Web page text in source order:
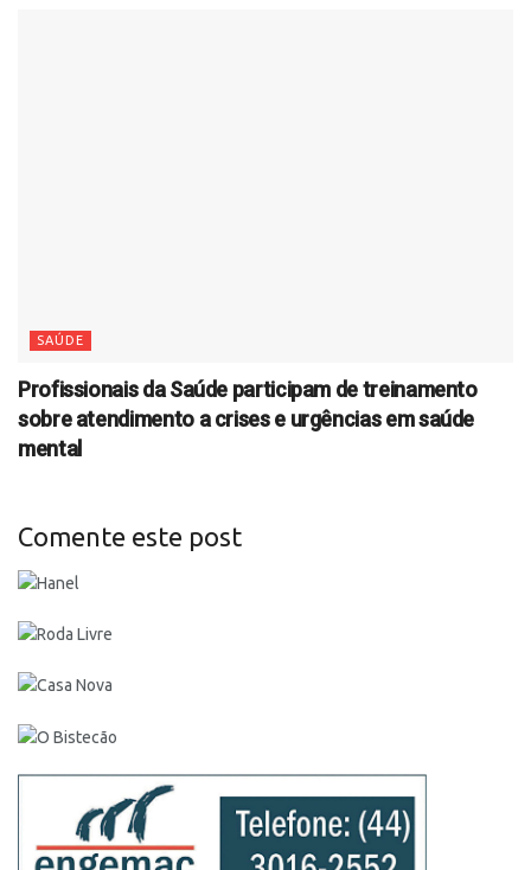
SAÚDE
Profissionais da Saúde participam de treinamento
sobre atendimento a crises e urgências em saúde
mental
Comente este post